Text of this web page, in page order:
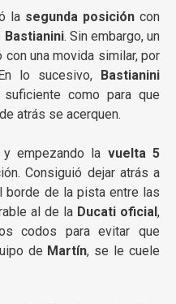
la segunda posicióncon
Bastianini. Sin embargo, un
una movida similar, por
lo sucesivo,
Bastianini
como para que
atrás se acerquen.
empezando la vuelta 5
Consiguió dejar atrás a
borde de la pista entre las
al de la Ducati oficial,
codos para evitar que
de Martín, se le cuele